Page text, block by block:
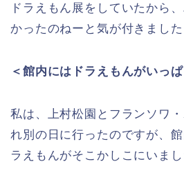
ドラえもん展をしていたから
かったのねーと気が付きました
＜館内にはドラえもんがいっ
私は、上村松園とフランソワ
れ別の日に行ったのですが、
ラえもんがそこかしこにいまし